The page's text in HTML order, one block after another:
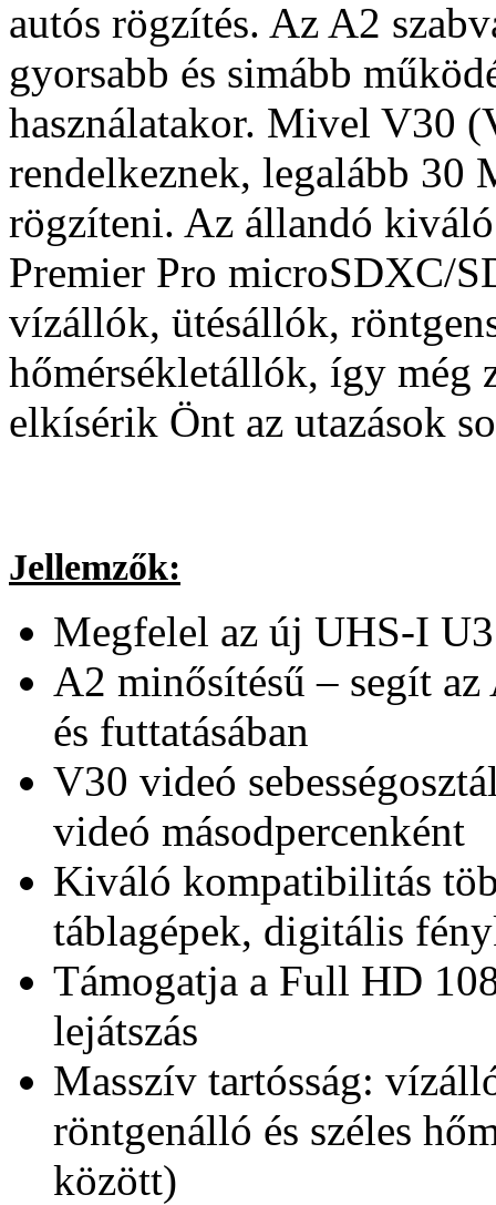
autós rögzítés. Az A2
gyorsabb és simább
használatakor. Mivel V30
rendelkeznek, legalább 30
rögzíteni. Az állandó
Premier Pro microSDXC/
vízállók, ütésállók,
hőmérsékletállók, így még
elkísérik Önt az utazások
Jellemzők:
Megfelel az új UHS-I
A2 minősítésű – segít
és futtatásában
V30 videó
videó másodpercenként
Kiváló kompatibilitás
táblagépek, digitális
Támogatja a Full HD
lejátszás
Masszív tartósság:
röntgenálló és széles
között)